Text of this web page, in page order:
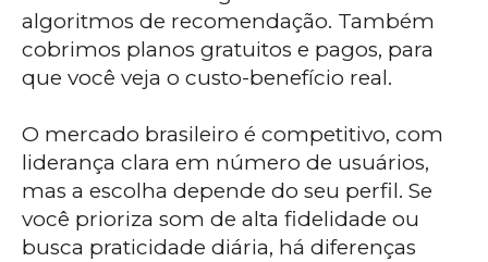
algoritmos de recomendação. Também
cobrimos planos gratuitos e pagos, para
que você veja o custo-benefício real.
O mercado brasileiro é competitivo, com
liderança clara em número de usuários,
mas a escolha depende do seu perfil. Se
você prioriza som de alta fidelidade ou
busca praticidade diária, há diferenças